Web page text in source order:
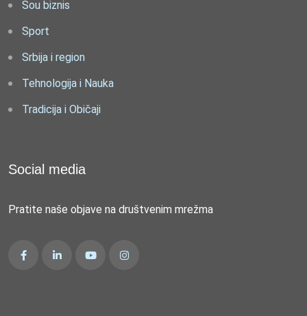
Šou biznis
Sport
Srbija i region
Tehnologija i Nauka
Tradicija i Običaji
Social media
Pratite naše objave na društvenim mrežma